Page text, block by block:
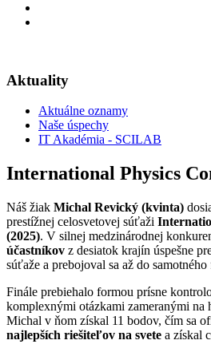
Aktuality
Aktuálne oznamy
Naše úspechy
IT Akadémia - SCILAB
International Physics
Náš žiak Michal Revický (kvinta)
prestížnej celosvetovej súťaži
(2025). V silnej medzinárodnej
účastníkov z desiatok krajín úspešne
súťaže a prebojoval sa až do samotného
Finále prebiehalo formou prísne
komplexnými otázkami zameranými na
Michal v ňom získal 11 bodov, čím sa
najlepších riešiteľov na svete a získal